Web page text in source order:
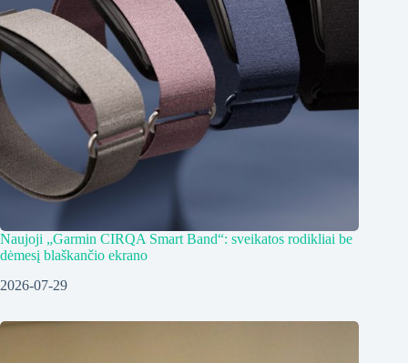
Naujoji „Garmin CIRQA Smart Band“: sveikatos rodikliai be
dėmesį blaškančio ekrano
2026-07-29